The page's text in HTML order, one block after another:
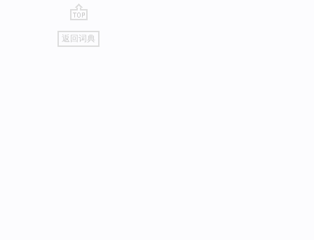
go
top
返回词典